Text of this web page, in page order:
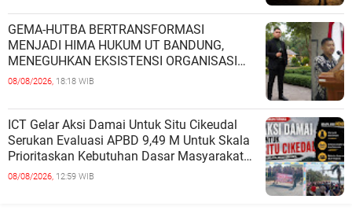
GEMA-HUTBA BERTRANSFORMASI
MENJADI HIMA HUKUM UT BANDUNG,
MENEGUHKAN EKSISTENSI ORGANISASI
MAHASISWA HUKUM UNIVERSITAS
08/08/2026, 18:18 WIB
ICT Gelar Aksi Damai Untuk Situ Cikeudal
Serukan Evaluasi APBD 9,49 M Untuk Skala
Prioritaskan Kebutuhan Dasar Masyarakat
Belum Saat nya Butuh Kawasa
08/08/2026, 12:59 WIB